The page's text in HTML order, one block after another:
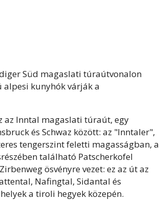
Süd magaslati túraútvonalon
kunyhók várják a
az Inntal magaslati túraút, egy
és Schwaz között: az "Inntaler",
tengerszint feletti magasságban, a
található Patscherkofel
ösvényre vezet: ez az út az
Nafingtal, Sidantal és
a tiroli hegyek közepén.